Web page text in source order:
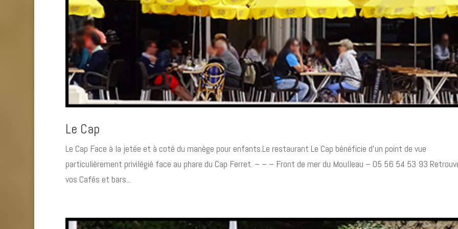
Le Cap
Le Cap Face à la jetée et à coté du manège pour enfants.Le restaurant Le Cap bénéficie d’un point de vue
particulièrement privilégié face au phare du Cap Ferret. – – – Front de mer du Moulleau – 05 56 54 53 93
vos Cafés et bars...